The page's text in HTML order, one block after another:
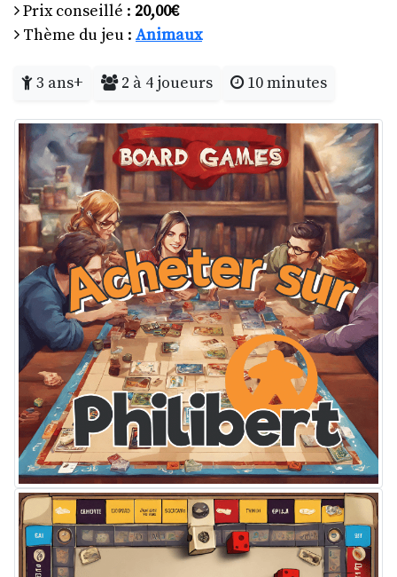
Prix conseillé : 20,00€
Thème du jeu : Animaux
3 ans+ 2 à 4 joueurs 10 minutes